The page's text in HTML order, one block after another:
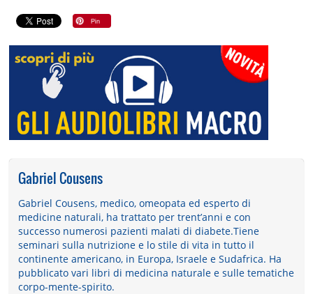
Gabriel Cousens
Gabriel Cousens, medico, omeopata ed esperto di
medicine naturali, ha trattato per trent’anni e con
successo numerosi pazienti malati di diabete.Tiene
seminari sulla nutrizione e lo stile di vita in tutto il
continente americano, in Europa, Israele e Sudafrica. Ha
pubblicato vari libri di medicina naturale e sulle tematiche
corpo-mente-spirito.